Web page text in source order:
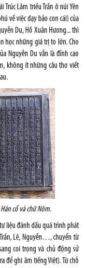
Trúc Lâm triều Trần ở núi Yên
về việc dạy bảo con cái) của
Du, Hồ Xuân Hương... thì
học những giá trị to lớn. Cho
Nguyễn Du vẫn là đỉnh cao
không ít những câu thơ viết
cổ và chữ Nôm.
liệu đánh dấu quá trình phát
Lê, Nguyễn…, chuyển từ
coi trọng và chủ động sử
để ghi âm tiếng Việt). Từ chỗ